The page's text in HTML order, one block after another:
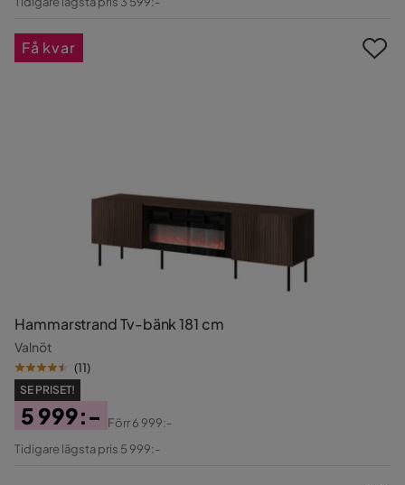
Hammarstrand Tv-bänk 181 cm
Valnöt
(11)
SE PRISET!
Pris
5 999:-
Original
Förr6 999:-
Tidigare lägsta pris 5 999:-
Få kvar